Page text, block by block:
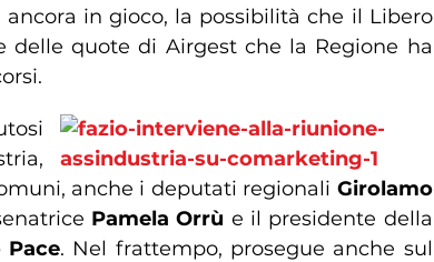
in gioco, la possibilità che il Libero
delle quote di Airgest che la Regione ha
anche i deputati regionali Girolamo
Pamela Orrù e il presidente della
Pace. Nel frattempo, prosegue anche sul